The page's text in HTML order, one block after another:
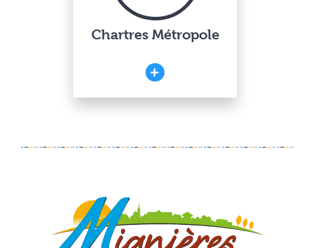
Chartres Métropole